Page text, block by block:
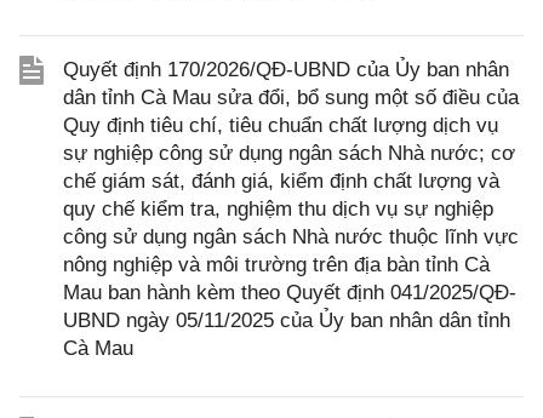
Quyết định 170/2026/QĐ-UBND của Ủy ban nhân
dân tỉnh Cà Mau sửa đổi, bổ sung một số điều của
Quy định tiêu chí, tiêu chuẩn chất lượng dịch vụ
sự nghiệp công sử dụng ngân sách Nhà nước; cơ
chế giám sát, đánh giá, kiểm định chất lượng và
quy chế kiểm tra, nghiệm thu dịch vụ sự nghiệp
công sử dụng ngân sách Nhà nước thuộc lĩnh vực
nông nghiệp và môi trường trên địa bàn tỉnh Cà
Mau ban hành kèm theo Quyết định 041/2025/QĐ-
UBND ngày 05/11/2025 của Ủy ban nhân dân tỉnh
Cà Mau